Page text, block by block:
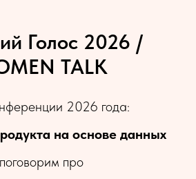
Голос 2026 /
TALK
2026 года:
на основе данных
поговорим про